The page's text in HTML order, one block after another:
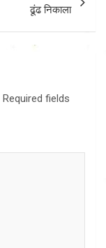
ढूंढ निकाला
Required fields